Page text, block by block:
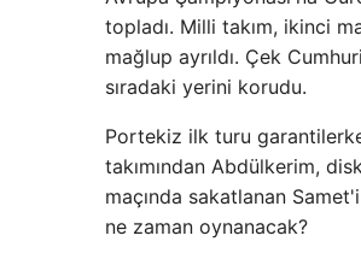
topladı. Milli takım, ikinci
mağlup ayrıldı. Çek
sıradaki yerini korudu.
Portekiz ilk turu
takımından Abdülkerim,
maçında sakatlanan
ne zaman oynanacak?